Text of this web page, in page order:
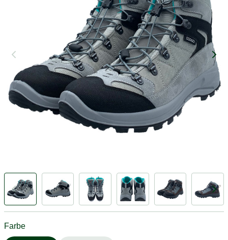
Farbe